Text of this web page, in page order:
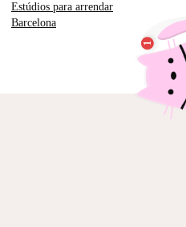
Estúdios para arrendar
Barcelona